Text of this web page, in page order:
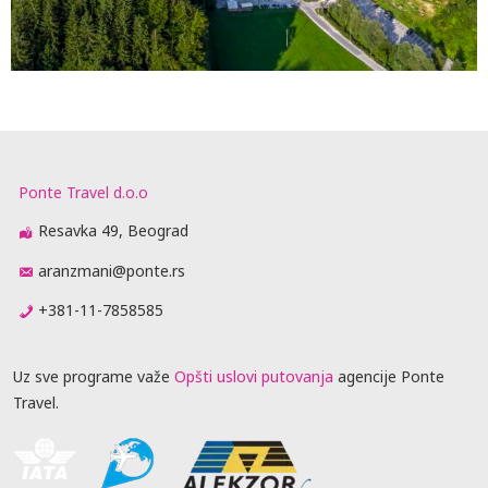
Ponte Travel d.o.o
Resavka 49, Beograd
aranzmani@ponte.rs
+381-11-7858585
Uz sve programe važe Opšti uslovi putovanja agencije Ponte
Travel.